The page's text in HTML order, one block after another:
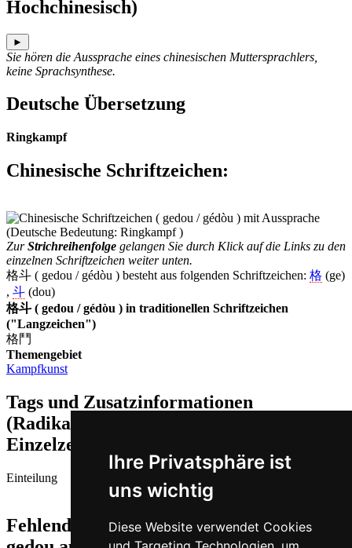
Ihre Privatsphäre ist
uns wichtig
Diese Website verwendet Cookies
Hochchinesisch)
►
Sie hören die Aussprache eines chinesischen Muttersprachlers,
keine Sprachsynthese.
Deutsche Übersetzung
Ringkampf
Chinesische Schriftzeichen:
ZurStrichreihenfolge gelangen Sie durch Klick auf die Links zu den
einzelnen Schriftzeichen weiter unten.
格斗 ( gedou / gédòu ) besteht aus folgenden Schriftzeichen: 格 (ge)
, 斗 (dou)
格斗 ( gedou / gédòu ) in traditionellen Schriftzeichen
("Langzeichen")
格鬥
Themengebiet
Kampfkunst
Tags und Zusatzinformationen
(Radikale, Bedeutungen von
Einzelzeichen, Komposita etc.)
Einteilung
Fehlende oder falsche Übersetzung für